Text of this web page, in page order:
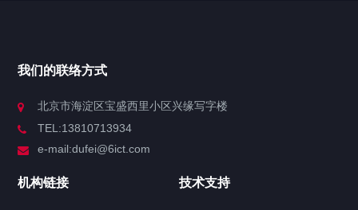
我们的联络方式
北京市海淀区宝盛西里小区兴缘写字楼
TEL:13810713934
e-mail:dufei@6ict.com
机构链接 技术支持